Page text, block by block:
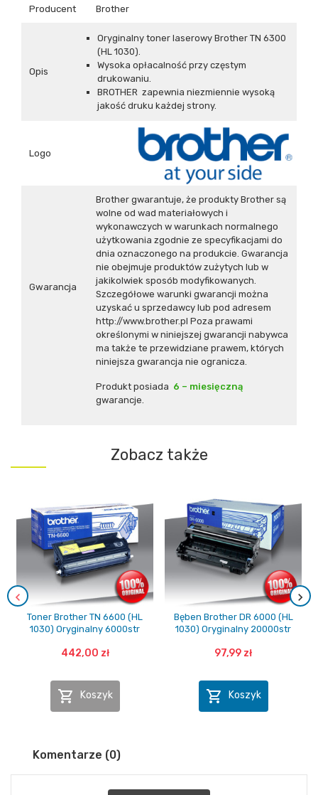
Producent Brother
Opis
Oryginalny toner laserowy Brother TN 6300
(HL 1030).
Wysoka opłacalność przy częstym
drukowaniu.
BROTHER zapewnia niezmiennie wysoką
jakość druku każdej strony.
Logo
Gwarancja
Brother gwarantuje, że produkty Brother są
wolne od wad materiałowych i
wykonawczych w warunkach normalnego
użytkowania zgodnie ze specyfikacjami do
dnia oznaczonego na produkcie. Gwarancja
nie obejmuje produktów zużytych lub w
jakikolwiek sposób modyfikowanych.
Szczegółowe warunki gwarancji można
uzyskać u sprzedawcy lub pod adresem
http://www.brother.pl Poza prawami
określonymi w niniejszej gwarancji nabywca
ma także te przewidziane prawem, których
niniejsza gwarancja nie ogranicza.
Produkt posiada 6 – miesięczną
gwarancje.
Zobacz także
Toner Brother TN 6600 (HL
1030) Oryginalny 6000str
442,00 zł
 Koszyk
Bęben Brother DR 6000 (HL
1030) Oryginalny 20000str
97,99 zł
 Koszyk
Komentarze (0)